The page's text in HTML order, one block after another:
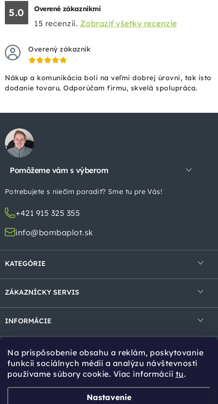
Na prispôsobenie obsahu a reklám, poskytovanie
funkcií sociálnych médií a analýzu návštevnosti
používame súbory cookie. Viac informácií tu.
Nastavenie
5.0 Overené zákazníkmi
15 recenzií. Zobraziť všetky recenzie
Overený zákazník
Nákup a komunikácia boli na veľmi dobrej úrovni, tak isto
dodanie tovaru. Odporúčam firmu, skvelá spolupráca.
á
Pomôžeme vám s výberom
Potrebujete s niečím poradiť? Sme tu pre Vás!
+421 915 325 355
info@bombaplot.sk
KATEGÓRIE
Zvárané panely
Gabióny
Tieniace prvky
Bránky a brány
ZÁKAZNÍCKY SERVIS
Reklamácie a vrátenie
INFORMÁCIE
Cookies
Návody na montáž
Tipy pro Vás
Online kalkulácia